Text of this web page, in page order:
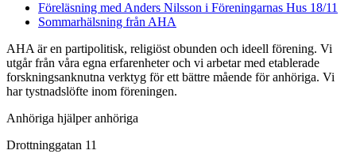
Föreläsning med Anders Nilsson i Föreningarnas Hus 18/11
Sommarhälsning från AHA
AHA är en partipolitisk, religiöst obunden och ideell förening. Vi
utgår från våra egna erfarenheter och vi arbetar med etablerade
forskningsanknutna verktyg för ett bättre mående för anhöriga. Vi
har tystnadslöfte inom föreningen.
Anhöriga hjälper anhöriga
Drottninggatan 11